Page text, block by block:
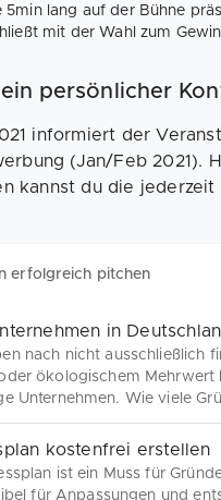
5min lang auf der Bühne
mit der Wahl zum
persönlicher
informiert der
(Jan/Feb 2021).
kannst du die
erfolgreich pitchen
in
nach nicht ausschließlich
ökologischem Mehrwert
Unternehmen. Wie viele
Branchen kommen Sie?
Der Green Startup
kostenfrei erstellen
ist ein Muss für
für Anpassungen und